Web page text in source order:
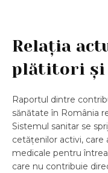
Relația
plătitori și
Raportul dintre
sănătate în România
Sistemul sanitar se
cetățenilor activi, care
medicale pentru
care nu contribuie